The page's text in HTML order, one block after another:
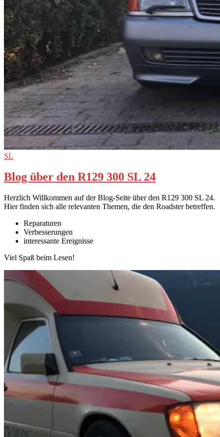
SL
Blog über den R129 300 SL 24
Herzlich Willkommen auf der Blog-Seite über den R129 300 SL 24.
Hier finden sich alle relevanten Themen, die den Roadster betreffen.
Reparaturen
Verbesserungen
interessante Ereignisse
Viel Spaß beim Lesen!